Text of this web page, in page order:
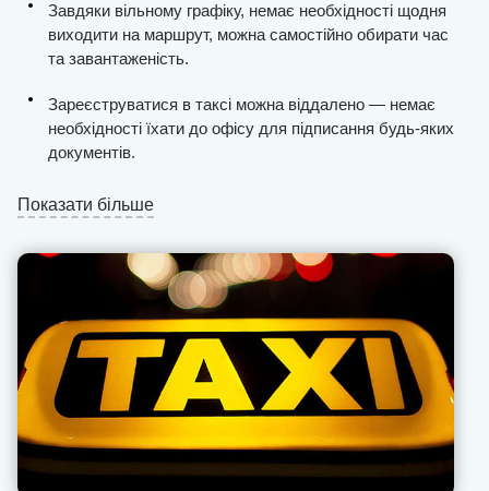
Завдяки вільному графіку, немає необхідності щодня
виходити на маршрут, можна самостійно обирати час
та завантаженість.
Зареєструватися в таксі можна віддалено — немає
необхідності їхати до офісу для підписання будь-яких
документів.
Ви отримаєте стабільну кількість замовлень, процес
пошуку клієнтів у місті максимально спрощений.
Виплати проводяться щодня та без затримок, ми не
стягуємо комісію з «чайових» та «бонусів» (це
завжди фіксоване значення).
Вся фінансова звітність відкрита для водія в
особистому кабінеті.
Наша техпідтримка дозволяє оперативно вирішувати
проблеми, що виникають з пасажирами, надає
рекомендації, як поводитися в тій чи іншій ситуації.
Показати більше